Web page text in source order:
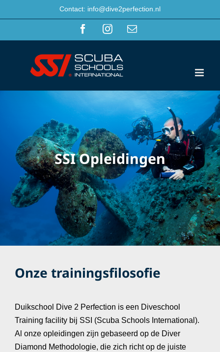
naar
Contact: info@dive2perfection.nl
FacebookInstagram
E-
mail
SSI Opleidingen
Onze trainingsfilosofie
Duikschool Dive 2 Perfection is een Diveschool
Training facility bij SSI (Scuba Schools International).
Al onze opleidingen zijn gebaseerd op de Diver
Diamond Methodologie, die zich richt op de juiste